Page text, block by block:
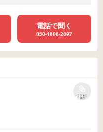
電話で聞く
050-1808-2897
リストに
保存